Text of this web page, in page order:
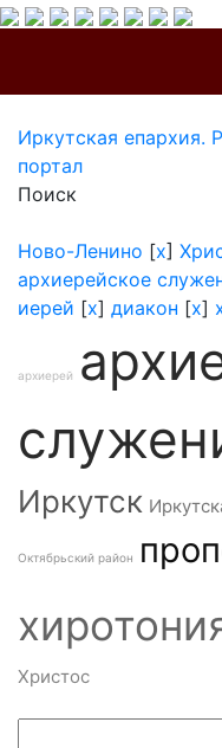
Иркутская епархия.
портал
Поиск
Ново-Ленино [x]
архиерейское
иерей [x] диакон [x]
архиерей
Иркутск
Октябрьский район
Христос